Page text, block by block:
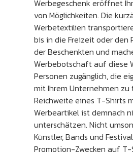
Werbegeschenk eröffnet
von Möglichkeiten. Die
Werbetextilien
bis in die Freizeit oder den
der Beschenkten und
Werbebotschaft auf diese
Personen zugänglich, die
mit Ihrem Unternehmen zu
Reichweite eines T-Shirts
Werbeartikel ist demnach
unterschätzen. Nicht
Künstler, Bands und
Promotion-Zwecken auf